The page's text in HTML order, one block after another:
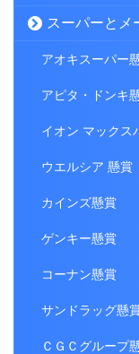
スーパーとメ
アオキスーパー
アピタ・ドンキ
イオン マックス
ウエルシア 懸賞
カインズ懸賞
ゲンキー懸賞
コーナン懸賞
サンドラッグ懸
ＣＧＣグループ